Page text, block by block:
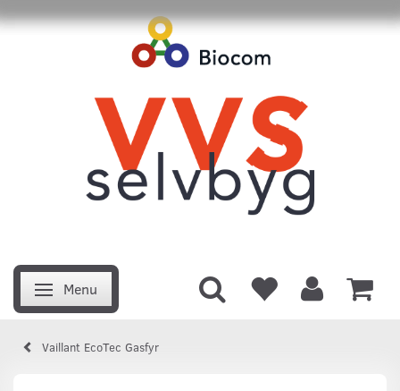
Skifte navigation
Menu
Vaillant EcoTec Gasfyr